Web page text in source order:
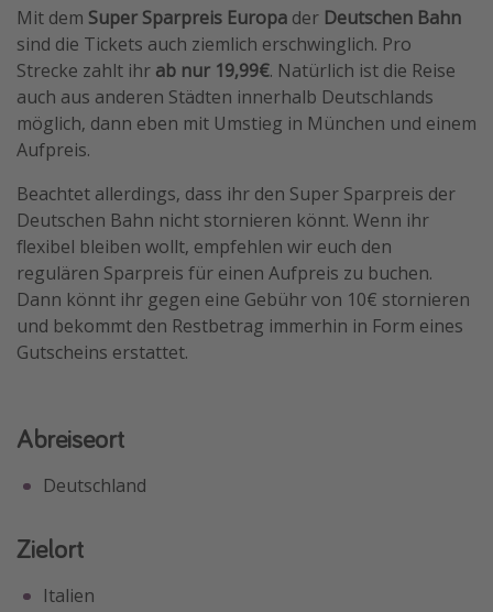
Reisepassfreie Reiseziele
Travel Know How
Silvesterreisen
Last Minute Urlaub Mallorca
Last Minute Urlaub Deutschland
Mit dem Super Sparpreis Europa der Deutschen Bahn
sind die Tickets auch ziemlich erschwinglich. Pro
Strecke zahlt ihr ab nur 19,99€. Natürlich ist die Reise
auch aus anderen Städten innerhalb Deutschlands
möglich, dann eben mit Umstieg in München und einem
Aufpreis.
Beachtet allerdings, dass ihr den Super Sparpreis der
Deutschen Bahn nicht stornieren könnt. Wenn ihr
flexibel bleiben wollt, empfehlen wir euch den
regulären Sparpreis für einen Aufpreis zu buchen.
Dann könnt ihr gegen eine Gebühr von 10€ stornieren
und bekommt den Restbetrag immerhin in Form eines
Gutscheins erstattet.
Abreiseort
Deutschland
Zielort
Italien